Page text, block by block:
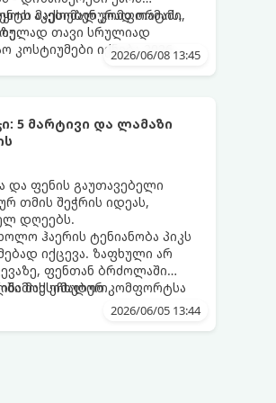
აკეთებენ კომფორტის,
მაქსიმალურად თამამი,
თავი სრულიად
იქნება 2026
2026/06/08 13:45
5 მარტივი და ლამაზი
ფენის გაუთავებელი
თმის შეჭრის იდეას,
დღეებს.
ჰაერის ტენიანობა პიკს
იქცევა. ზაფხული არ
ფენთან ბრძოლაში
ეჩხუბოთ.
მაქსიმალურ კომფორტსა
2026/06/05 13:44